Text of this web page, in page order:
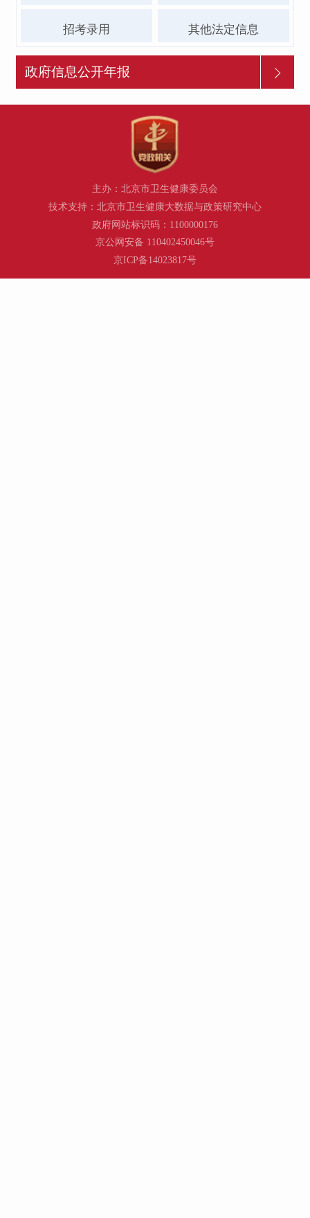
招考录用 其他法定信息
政府信息公开年报
主办：北京市卫生健康委员会
技术支持：北京市卫生健康大数据与政策研究中心
政府网站标识码：1100000176
京公网安备 110402450046号
京ICP备14023817号